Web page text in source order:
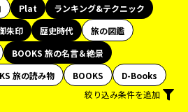
Plat
ランキング&テクニック
朱印 歴史時代
旅の図鑑
BOOKS 旅の名言＆絶景
旅の読み物 BOOKS
D-Books
絞り込み条件を追加